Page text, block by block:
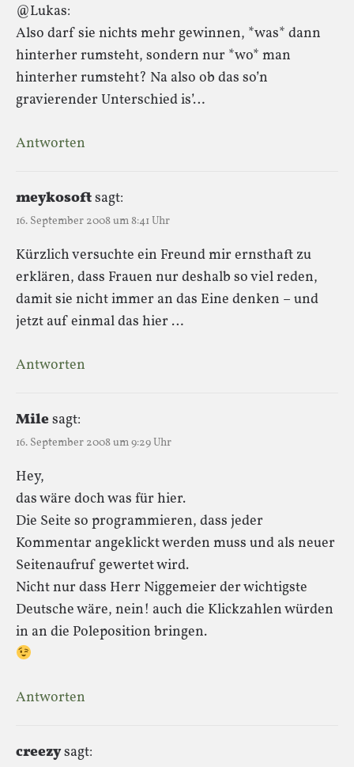
@Lukas:
Also darf sie nichts mehr gewinnen, *was* dann
hinterher rumsteht, sondern nur *wo* man
hinterher rumsteht? Na also ob das so’n
gravierender Unterschied is’…
Antworten
meykosoftsagt:
16. September 2008 um 8:41 Uhr
Kürzlich versuchte ein Freund mir ernsthaft zu
erklären, dass Frauen nur deshalb so viel reden,
damit sie nicht immer an das Eine denken – und
jetzt auf einmal das hier …
Antworten
Milesagt:
16. September 2008 um 9:29 Uhr
Hey,
das wäre doch was für hier.
Die Seite so programmieren, dass jeder
Kommentar angeklickt werden muss und als neuer
Seitenaufruf gewertet wird.
Nicht nur dass Herr Niggemeier der wichtigste
Deutsche wäre, nein! auch die Klickzahlen würden
in an die Poleposition bringen.
Antworten
creezysagt: